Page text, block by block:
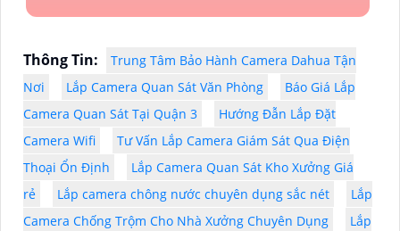
Thông Tin:
Trung Tâm Bảo Hành Camera Dahua Tận
Nơi
Lắp Camera Quan Sát Văn Phòng
Báo Giá Lắp
Camera Quan Sát Tại Quận 3
Hướng Đẫn Lắp Đặt
Camera Wifi
Tư Vấn Lắp Camera Giám Sát Qua Điện
Thoại Ổn Định
Lắp Camera Quan Sát Kho Xưởng Giá
rẻ
Lắp camera chông nước chuyên dụng sắc nét
Lắp
Camera Chống Trộm Cho Nhà Xưởng Chuyên Dụng
Lắp